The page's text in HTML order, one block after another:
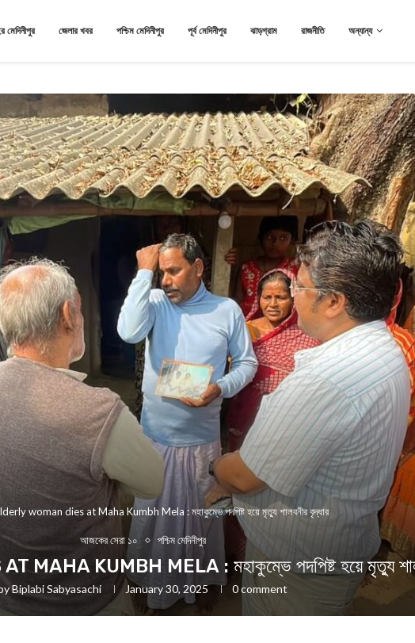
মেদিনীপুর জেলার খবর পশ্চিম মেদিনীপুর পূর্ব মেদিনীপুর ঝাড়গ্রাম রাজনীতি অন্যান্য
woman dies at Maha Kumbh Mela : মহাকুম্ভে পদপিষ্ট হয়ে মৃত্যু শালবনীর বৃদ্ধার
আজকের সেরা ১০ পশ্চিম মেদিনীপুর
MAHA KUMBH MELA : মহাকুম্ভে পদপিষ্ট হয়ে মৃত্যু
Biplabi Sabyasachi January 30, 2025 0 comment